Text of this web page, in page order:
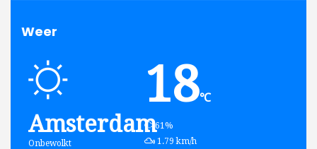
Weer
Amsterdam
Onbewolkt
18℃
humidity:
61%
wind:
1.79 km/h